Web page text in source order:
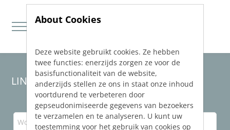
Jump directly to main navigation
Jump directly to content
LINEAR Solutions 23 für AutoCAD
About Cookies
Deze website gebruikt cookies. Ze hebben
twee functies: enerzijds zorgen ze voor de
basisfunctionaliteit van de website,
anderzijds stellen ze ons in staat onze inhoud
voortdurend te verbeteren door
gepseudonimiseerde gegevens van bezoekers
te verzamelen en te analyseren. U kunt uw
toestemming voor het gebruik van cookies op